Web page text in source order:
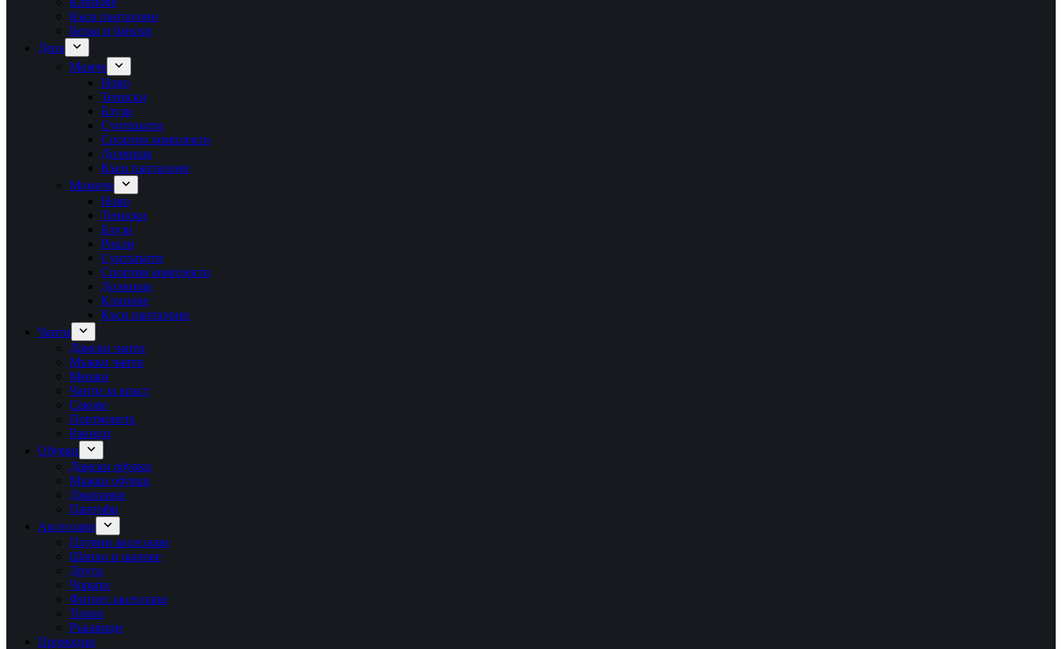
Къси панталони
Бельо и бански
Деца
Момче
Ново
Тениски
Блузи
Суитшърти
Спортни комплекти
Долнища
Къси панталони
Момиче
Ново
Тениски
Блузи
Рокли
Суитшърти
Спортни комплекти
Долнища
Клинове
Къси панталони
Чанти
Дамски чанти
Мъжки чанти
Мешки
Чанти за кръст
Сакове
Портмонета
Раници
Обувки
Дамски обувки
Мъжки обувки
Джапанки
Пантофи
Аксесоари
Плувни аксесоари
Шапки и шалове
Други
Чорапи
Фитнес аксесоари
Топки
Ръкавици
Промоции